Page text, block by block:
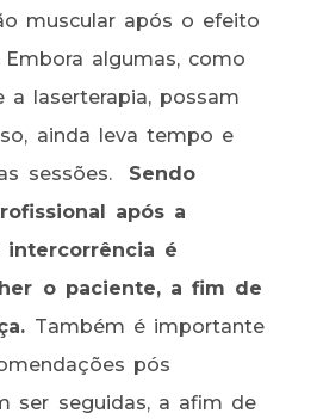
muscular após o efeito
algumas, como
a laserterapia, possam
ainda leva tempo e
sessões. Sendo
após a
é
o paciente, a fim de
Também é importante
pós
ser seguidas, a afim de